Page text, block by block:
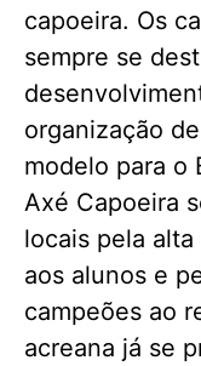
capoeira. Os
sempre se
organização
modelo para o
Axé Capoeira
locais pela
aos alunos e
campeões ao
acreana já se